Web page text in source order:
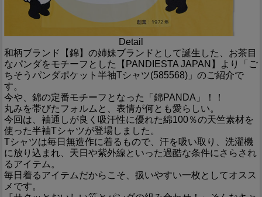
Detail
和柄ブランド【錦】の姉妹ブランドとして誕生した、お茶目
なパンダをモチーフとした【PANDIESTA JAPAN】より「ご
ちそうパンダポケット半袖Tシャツ(585568)」のご紹介で
す。
今や、錦の定番モチーフとなった「錦PANDA」！！
丸みを帯びたフォルムと、表情が何とも愛らしい。
今回は、袖通しが良く吸汗性に優れた綿100％の天竺素材を
使った半袖Tシャツが登場しました。
Tシャツは毎日無造作に着るもので、汗を吸い取り、洗濯機
に放り込まれ、天日や紫外線といった過酷な条件にさらされ
るアイテム。
毎日着るアイテムだからこそ、扱いやすい一枚としてオスス
メです。